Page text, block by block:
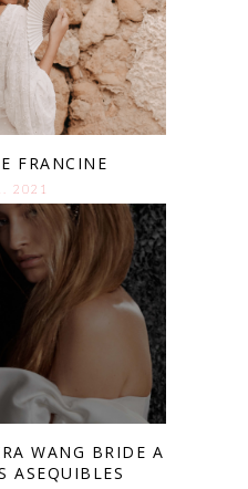
FRANCINE
2021
WANG BRIDE A
ASEQUIBLES